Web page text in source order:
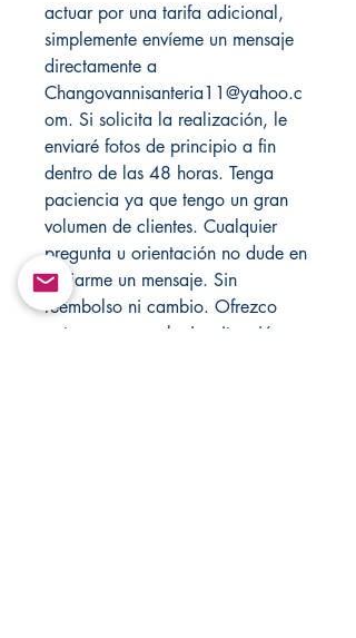
actuar por una tarifa adicional,
simplemente envíeme un mensaje
directamente a
Changovannisanteria11@yahoo.c
om. Si solicita la realización, le
enviaré fotos de principio a fin
dentro de las 48 horas. Tenga
paciencia ya que tengo un gran
volumen de clientes. Cualquier
pregunta u orientación no dude en
enviarme un mensaje. Sin
reembolso ni cambio. Ofrezco
actuar para cualquier situación.